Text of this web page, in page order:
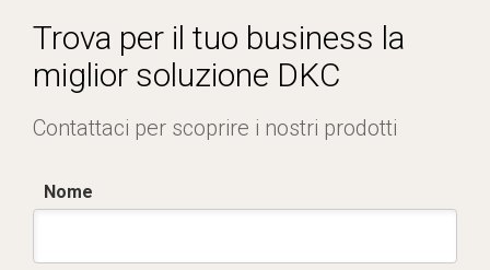
Trova per il tuo business la
miglior soluzione DKC
Contattaci per scoprire i nostri prodotti
Nome